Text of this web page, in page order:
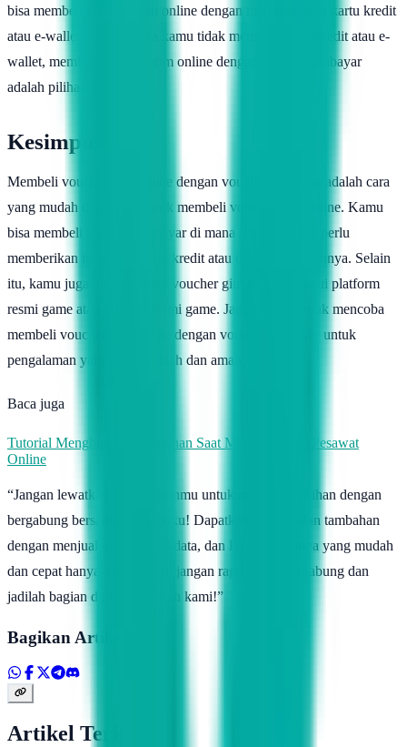
bisa membeli voucher gim online dengan menggunakan kartu kredit
atau e-wallet. Namun, jika kamu tidak memiliki kartu kredit atau e-
wallet, membeli voucher gim online dengan voucher prabayar
adalah pilihan yang tepat.
Kesimpulan
Membeli voucher gim online dengan voucher prabayar adalah cara
yang mudah dan aman untuk membeli voucher gim online. Kamu
bisa membeli voucher prabayar di mana saja dan tidak perlu
memberikan informasi kartu kredit atau data pribadi lainnya. Selain
itu, kamu juga bisa membeli voucher gim online melalui platform
resmi game atau website resmi game. Jangan ragu untuk mencoba
membeli voucher gim online dengan voucher prabayar untuk
pengalaman yang lebih mudah dan aman.
Baca juga
Tutorial Menghindari Kesalahan Saat Membeli Tiket Pesawat
Online
“Jangan lewatkan kesempatanmu untuk meraih kelebihan dengan
bergabung bersama Topindoku! Dapatkan penghasilan tambahan
dengan menjual pulsa, paket data, dan layanan lainnya yang mudah
dan cepat hanya di sini. Ayo, jangan ragu untuk bergabung dan
jadilah bagian dari kesuksesan kami!”
Bagikan Artikel
Artikel Terkait